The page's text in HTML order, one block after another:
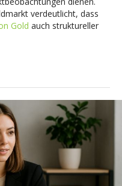
verdeutlicht, dass
Gold auch struktureller